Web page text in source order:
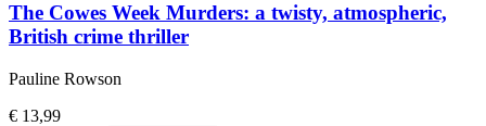
The Cowes Week Murders: a twisty, atmospheric,
British crime thriller
Pauline Rowson
€ 13,99